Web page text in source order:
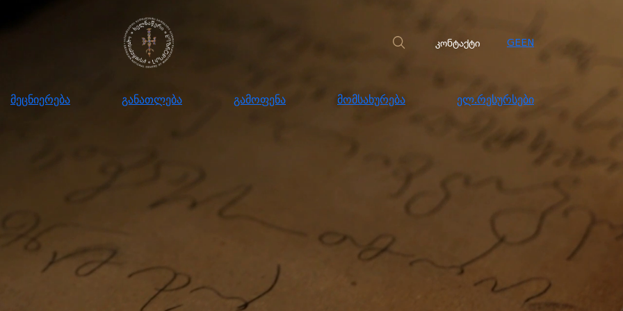
კონტაქტი GEEN
მეცნიერება განათლება გამოფენა მომსახურება ელ.რესურსები
განათლება